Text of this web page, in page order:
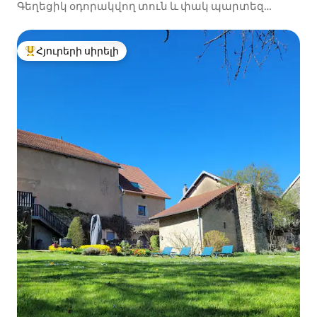
Գեղեցիկ օդորակվող տուն և փակ պարտեզ
Հյուրերի սիրելի լավագույն տները
Հյուրերի սիրելի